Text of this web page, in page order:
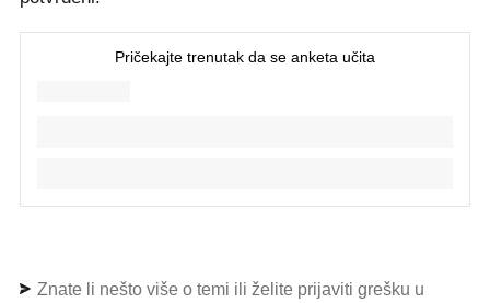
Znate li nešto više o temi ili želite prijaviti grešku u